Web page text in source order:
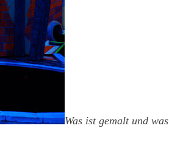
Was ist gemalt und was